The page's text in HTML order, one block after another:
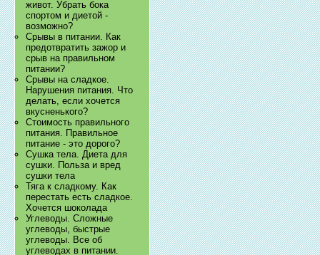
живот. Убрать бока
спортом и диетой -
возможно?
Срывы в питании. Как
предотвратить зажор и
срыв на правильном
питании?
Срывы на сладкое.
Нарушения питания. Что
делать, если хочется
вкусненького?
Стоимость правильного
питания. Правильное
питание - это дорого?
Сушка тела. Диета для
сушки. Польза и вред
сушки тела
Тяга к сладкому. Как
перестать есть сладкое.
Хочется шоколада
Углеводы. Сложные
углеводы, быстрые
углеводы. Все об
углеводах в питании.